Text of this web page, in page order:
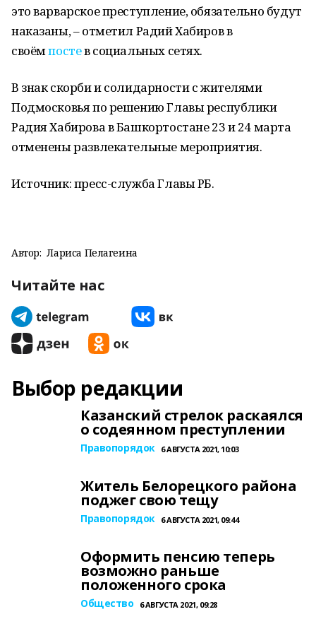
это варварское преступление, обязательно будут
наказаны, – отметил Радий Хабиров в
своёмпостев социальных сетях.
В знак скорби и солидарности с жителями
Подмосковья по решению Главы республики
Радия Хабирова в Башкортостане 23 и 24 марта
отменены развлекательные мероприятия.
Источник: пресс-служба Главы РБ.
Автор: Лариса Пелагеина
Читайте нас
Выбор редакции
Казанский стрелок раскаялся
о содеянном преступлении
Правопорядок 6 АВГУСТА 2021, 10:03
Житель Белорецкого района
поджег свою тещу
Правопорядок 6 АВГУСТА 2021, 09:44
Оформить пенсию теперь
возможно раньше
положенного срока
Общество 6 АВГУСТА 2021, 09:28